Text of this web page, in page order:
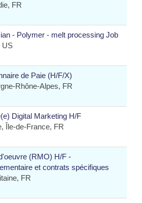
FR
- Polymer - melt processing Job
US
de Paie (H/F/X)
Rhône-Alpes, FR
Digital Marketing H/F
Île-de-France, FR
(RMO) H/F -
et contrats spécifiques
FR